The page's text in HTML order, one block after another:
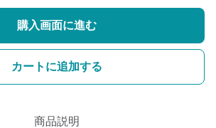
購入画面に進む
カートに追加する
商品説明